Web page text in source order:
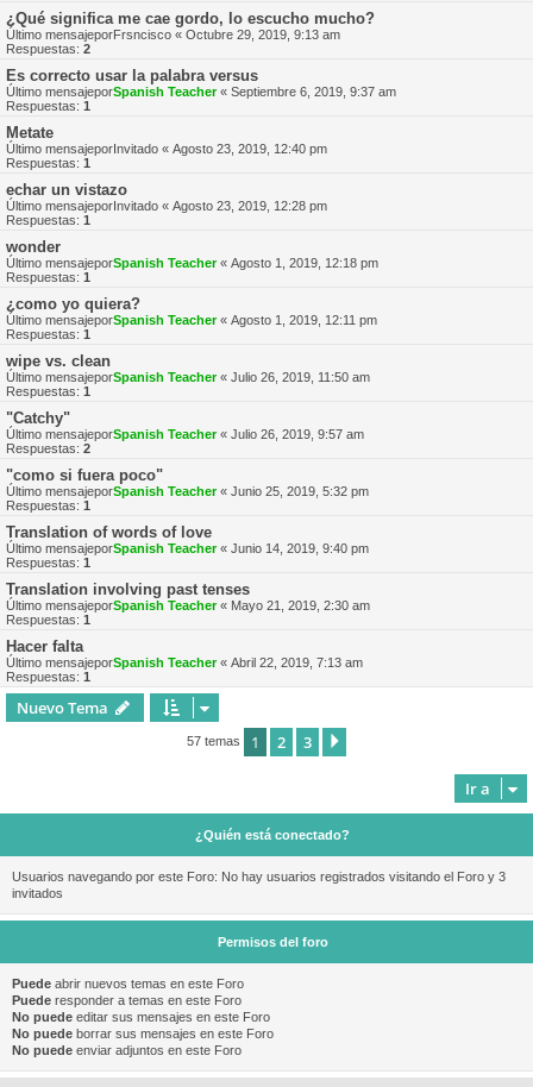
¿Qué significa me cae gordo, lo escucho mucho?
Último mensajeporFrsncisco « Octubre 29, 2019, 9:13 am
Respuestas: 2
Es correcto usar la palabra versus
Último mensajeporSpanish Teacher« Septiembre 6, 2019, 9:37 am
Respuestas: 1
Metate
Último mensajeporInvitado « Agosto 23, 2019, 12:40 pm
Respuestas: 1
echar un vistazo
Último mensajeporInvitado « Agosto 23, 2019, 12:28 pm
Respuestas: 1
wonder
Último mensajeporSpanish Teacher« Agosto 1, 2019, 12:18 pm
Respuestas: 1
¿como yo quiera?
Último mensajeporSpanish Teacher« Agosto 1, 2019, 12:11 pm
Respuestas: 1
wipe vs. clean
Último mensajeporSpanish Teacher« Julio 26, 2019, 11:50 am
Respuestas: 1
"Catchy"
Último mensajeporSpanish Teacher« Julio 26, 2019, 9:57 am
Respuestas: 2
"como si fuera poco"
Último mensajeporSpanish Teacher« Junio 25, 2019, 5:32 pm
Respuestas: 1
Translation of words of love
Último mensajeporSpanish Teacher« Junio 14, 2019, 9:40 pm
Respuestas: 1
Translation involving past tenses
Último mensajeporSpanish Teacher« Mayo 21, 2019, 2:30 am
Respuestas: 1
Hacer falta
Último mensajeporSpanish Teacher« Abril 22, 2019, 7:13 am
Respuestas: 1
Nuevo Tema
57 temas 1 2 3
Ir a
¿Quién está conectado?
Usuarios navegando por este Foro: No hay usuarios registrados visitando el Foro y 3
invitados
Permisos del foro
Puede abrir nuevos temas en este Foro
Puede responder a temas en este Foro
No puede editar sus mensajes en este Foro
No puede borrar sus mensajes en este Foro
No puede enviar adjuntos en este Foro